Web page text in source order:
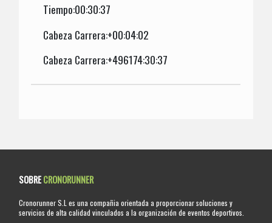
Tiempo:00:30:37
Cabeza Carrera:+00:04:02
Cabeza Carrera:+496174:30:37
SOBRECRONORUNNER
Cronorunner S.L es una compañia orientada a proporcionar soluciones y
servicios de alta calidad vinculados a la organización de eventos deportivos.